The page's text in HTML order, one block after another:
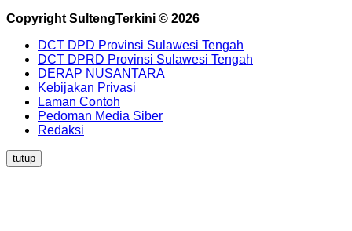
Copyright SultengTerkini © 2026
DCT DPD Provinsi Sulawesi Tengah
DCT DPRD Provinsi Sulawesi Tengah
DERAP NUSANTARA
Kebijakan Privasi
Laman Contoh
Pedoman Media Siber
Redaksi
tutup